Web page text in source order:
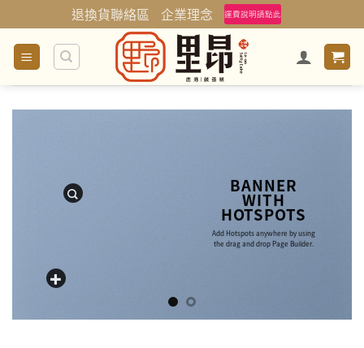
to
content
退換貨聯絡區 企業理念 運費說明請點此
BANNER
WITH
HOTSPOTS
Add Hotspots anywhere by using
the drag and drop Page Builder.